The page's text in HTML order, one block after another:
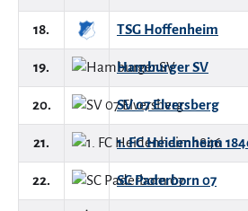
18. TSG Hoffenheim
19. Hamburger SV
20. SV 07 Elversberg
21. 1. FC Heidenheim
22. SC Paderborn 07